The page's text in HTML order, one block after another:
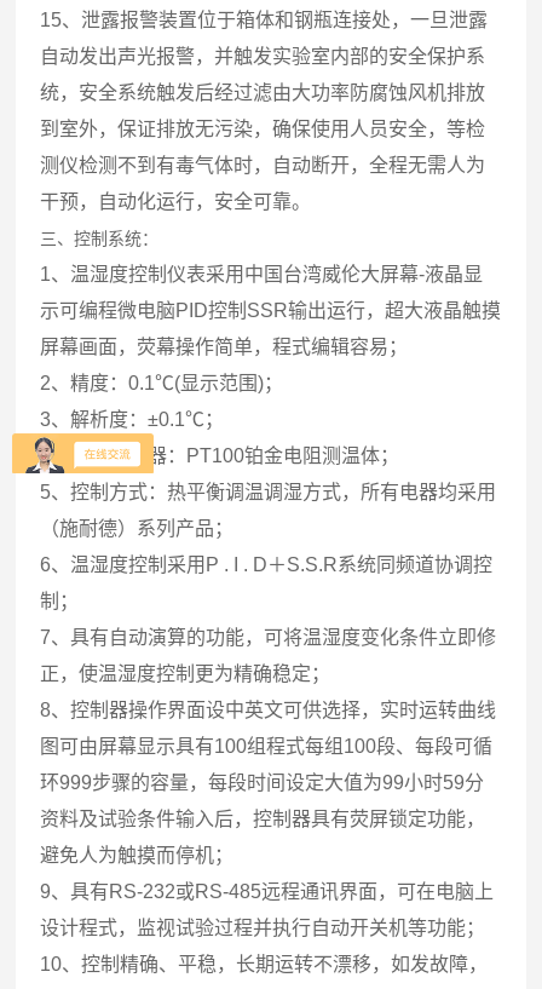
15、泄露报警装置位于箱体和钢瓶连接处，一旦泄露
自动发出声光报警，并触发实验室内部的安全保护系
统，安全系统触发后经过滤由大功率防腐蚀风机排放
到室外，保证排放无污染，确保使用人员安全，等检
测仪检测不到有毒气体时，自动断开，全程无需人为
干预，自动化运行，安全可靠。
三、控制系统：
1、温湿度控制仪表采用中国台湾威伦大屏幕-液晶显
示可编程微电脑PID控制SSR输出运行，超大液晶触摸
屏幕画面，荧幕操作简单，程式编辑容易；
2、精度：0.1℃(显示范围)；
3、解析度：±0.1℃；
4、感温传感器：PT100铂金电阻测温体；
5、控制方式：热平衡调温调湿方式，所有电器均采用
（施耐德）系列产品；
6、温湿度控制采用P . I . D＋S.S.R系统同频道协调控
制；
7、具有自动演算的功能，可将温湿度变化条件立即修
正，使温湿度控制更为精确稳定；
8、控制器操作界面设中英文可供选择，实时运转曲线
图可由屏幕显示具有100组程式每组100段、每段可循
环999步骤的容量，每段时间设定大值为99小时59分
资料及试验条件输入后，控制器具有荧屏锁定功能，
避免人为触摸而停机；
9、具有RS-232或RS-485远程通讯界面，可在电脑上
设计程式，监视试验过程并执行自动开关机等功能；
10、控制精确、平稳，长期运转不漂移，如发故障，